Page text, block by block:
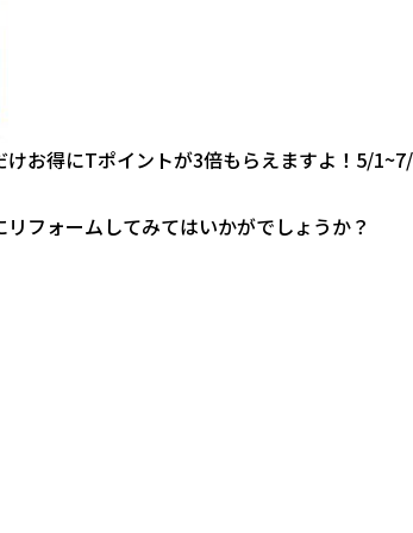
お得にTポイントが3倍もらえますよ！5/
フォームしてみてはいかがでしょうか？